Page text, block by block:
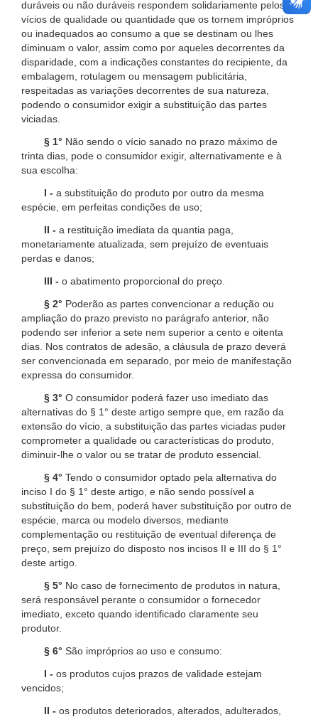
duráveis ou não duráveis respondem solidariamente pelos
vícios de qualidade ou quantidade que os tornem impróprios
ou inadequados ao consumo a que se destinam ou lhes
diminuam o valor, assim como por aqueles decorrentes da
disparidade, com a indicações constantes do recipiente, da
embalagem, rotulagem ou mensagem publicitária,
respeitadas as variações decorrentes de sua natureza,
podendo o consumidor exigir a substituição das partes
viciadas.
§ 1° Não sendo o vício sanado no prazo máximo de
trinta dias, pode o consumidor exigir, alternativamente e à
sua escolha:
I - a substituição do produto por outro da mesma
espécie, em perfeitas condições de uso;
II - a restituição imediata da quantia paga,
monetariamente atualizada, sem prejuízo de eventuais
perdas e danos;
III - o abatimento proporcional do preço.
§ 2° Poderão as partes convencionar a redução ou
ampliação do prazo previsto no parágrafo anterior, não
podendo ser inferior a sete nem superior a cento e oitenta
dias. Nos contratos de adesão, a cláusula de prazo deverá
ser convencionada em separado, por meio de manifestação
expressa do consumidor.
§ 3° O consumidor poderá fazer uso imediato das
alternativas do § 1° deste artigo sempre que, em razão da
extensão do vício, a substituição das partes viciadas puder
comprometer a qualidade ou características do produto,
diminuir-lhe o valor ou se tratar de produto essencial.
§ 4° Tendo o consumidor optado pela alternativa do
inciso I do § 1° deste artigo, e não sendo possível a
substituição do bem, poderá haver substituição por outro de
espécie, marca ou modelo diversos, mediante
complementação ou restituição de eventual diferença de
preço, sem prejuízo do disposto nos incisos II e III do § 1°
deste artigo.
§ 5° No caso de fornecimento de produtos in natura,
será responsável perante o consumidor o fornecedor
imediato, exceto quando identificado claramente seu
produtor.
§ 6° São impróprios ao uso e consumo:
I - os produtos cujos prazos de validade estejam
vencidos;
II - os produtos deteriorados, alterados, adulterados,